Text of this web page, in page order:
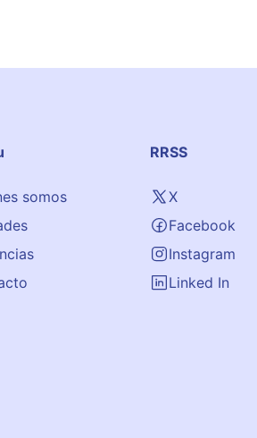
somos
RRSS
X
Facebook
Instagram
Linked In